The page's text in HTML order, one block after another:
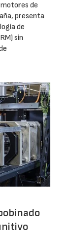
de
presenta
de
sin